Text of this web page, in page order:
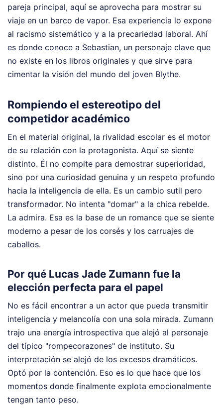
pareja principal, aquí se aprovecha para mostrar su
viaje en un barco de vapor. Esa experiencia lo expone
al racismo sistemático y a la precariedad laboral. Ahí
es donde conoce a Sebastian, un personaje clave que
no existe en los libros originales y que sirve para
cimentar la visión del mundo del joven Blythe.
Rompiendo el estereotipo del
competidor académico
En el material original, la rivalidad escolar es el motor
de su relación con la protagonista. Aquí se siente
distinto. Él no compite para demostrar superioridad,
sino por una curiosidad genuina y un respeto profundo
hacia la inteligencia de ella. Es un cambio sutil pero
transformador. No intenta "domar" a la chica rebelde.
La admira. Esa es la base de un romance que se siente
moderno a pesar de los corsés y los carruajes de
caballos.
Por qué Lucas Jade Zumann fue la
elección perfecta para el papel
No es fácil encontrar a un actor que pueda transmitir
inteligencia y melancolía con una sola mirada. Zumann
trajo una energía introspectiva que alejó al personaje
del típico "rompecorazones" de instituto. Su
interpretación se alejó de los excesos dramáticos.
Optó por la contención. Eso es lo que hace que los
momentos donde finalmente explota emocionalmente
tengan tanto peso.